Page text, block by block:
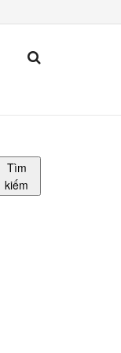
Tìm
kiếm